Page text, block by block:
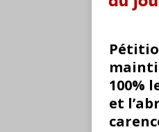
100%
et